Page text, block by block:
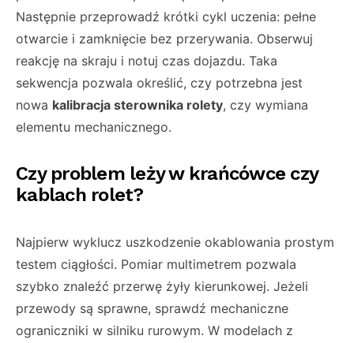
Następnie przeprowadź krótki cykl uczenia: pełne
otwarcie i zamknięcie bez przerywania. Obserwuj
reakcję na skraju i notuj czas dojazdu. Taka
sekwencja pozwala określić, czy potrzebna jest
nowa kalibracja sterownika rolety, czy wymiana
elementu mechanicznego.
Czy problem leży w krańcówce czy
kablach rolet?
Najpierw wyklucz uszkodzenie okablowania prostym
testem ciągłości. Pomiar multimetrem pozwala
szybko znaleźć przerwę żyły kierunkowej. Jeżeli
przewody są sprawne, sprawdź mechaniczne
ograniczniki w silniku rurowym. W modelach z